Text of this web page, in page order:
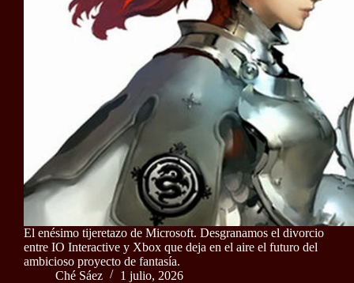
El enésimo tijeretazo de Microsoft. Desgranamos el divorcio
entre IO Interactive y Xbox que deja en el aire el futuro del
ambicioso proyecto de fantasía.
Ché Sáez
1 julio, 2026